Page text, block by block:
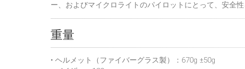
ー、およびマイクロライトのパイロットにとって、安全性
重量
• ヘルメット（ファイバーグラス製）：670g ±50g